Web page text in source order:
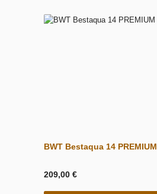
BWT Bestaqua 14 PREMIUM
209,00 €